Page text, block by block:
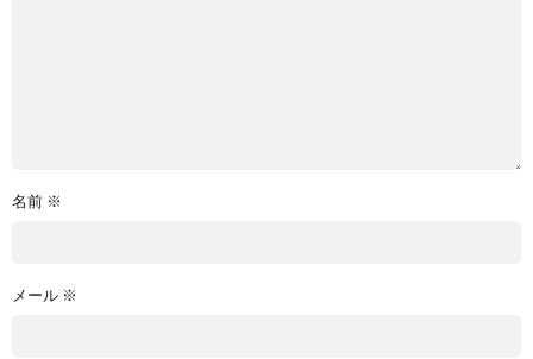
名前 ※
メール ※